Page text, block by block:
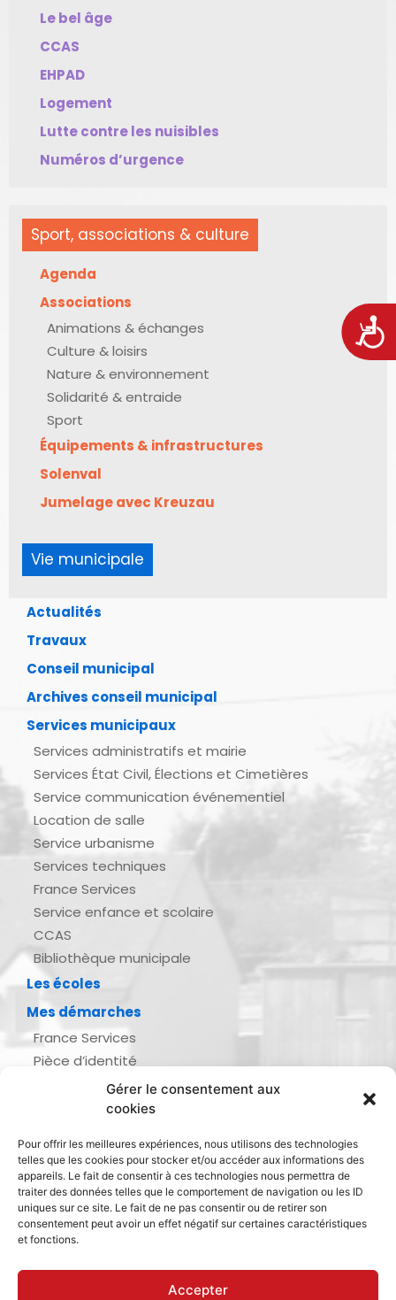
Gérer le consentement aux
cookies
Pour offrir les meilleures expériences, nous utilisons des technologies
telles que les cookies pour stocker et/ou accéder aux informations des
appareils. Le fait de consentir à ces technologies nous permettra de
traiter des données telles que le comportement de navigation ou les ID
uniques sur ce site. Le fait de ne pas consentir ou de retirer son
consentement peut avoir un effet négatif sur certaines caractéristiques
et fonctions.
Accepter
Le bel âge
CCAS
EHPAD
Logement
Lutte contre les nuisibles
Numéros d’urgence
Sport, associations & culture
Agenda
Associations
Animations & échanges
Culture & loisirs
Nature & environnement
Solidarité & entraide
Sport
Équipements & infrastructures
Solenval
Jumelage avec Kreuzau
Vie municipale
Actualités
Travaux
Conseil municipal
Archives conseil municipal
Services municipaux
Services administratifs et mairie
Services État Civil, Élections et Cimetières
Service communication événementiel
Location de salle
Service urbanisme
Services techniques
France Services
Service enfance et scolaire
CCAS
Bibliothèque municipale
Les écoles
Mes démarches
France Services
Pièce d’identité
Demande d’actes d’état civil
Inscription listes électorales
Recensement militaire
Le journal de ma ville
Gestion des déchets